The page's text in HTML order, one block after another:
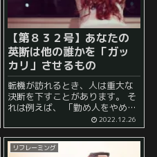
【第８３２号】あなたの
英断は他の誰かを「ガッ
カリ」させるもの
転機が訪れるとき、人は重大な
決断を下すことがあります。 そ
れは例えば、 「勤め人をやめて
しれませんし、 「今の職業はや
めて医学部を受け直そう！」 と
2022.12.26
リフレーミング